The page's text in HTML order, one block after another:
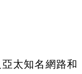
太知名網路和